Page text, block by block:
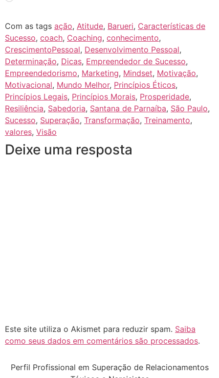
Com as tags ação, Atitude, Barueri, Características de
Sucesso, coach, Coaching, conhecimento,
CrescimentoPessoal, Desenvolvimento Pessoal,
Determinação, Dicas, Empreendedor de Sucesso,
Empreendedorismo, Marketing, Mindset, Motivação,
Motivacional, Mundo Melhor, Princípios Éticos,
Princípios Legais, Princípios Morais, Prosperidade,
Resiliência, Sabedoria, Santana de Parnaíba, São Paulo,
Sucesso, Superação, Transformação, Treinamento,
valores, Visão
Deixe uma resposta
Este site utiliza o Akismet para reduzir spam. Saiba
como seus dados em comentários são processados.
Perfil Profissional em Superação de Relacionamentos